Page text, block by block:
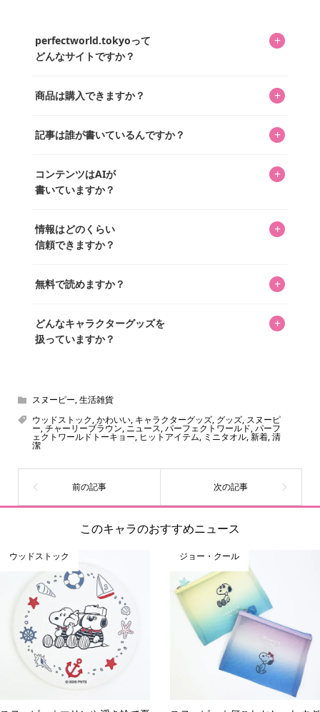
perfectworld.tokyoって
どんなサイトですか？
+
ってもらうニュースサイトです。運営はキャラグッズコレ
を中心に行われており、私たちは実際に40,000種のキャラグ
商品は購入できますか？ +
「perfectworld.shop」で、ほとんど全てのアイテムを購
があり、そこからジャンプできます。
記事は誰が書いているんですか？ +
ています。記事内の99%を超えるほぼすべての写真も、1枚
ずつ心を込めて自分たちで撮影したものです。さらに、10
ッズを収集し、月に1,000点の新商品を選定・購入する編集
長KOSが全記事を監修しています。
コンテンツはAIが
書いていますか？
+
書いています。AIは使用していません。編集長KOSが最終確
認を行い、手動で更新しています。
情報はどのくらい
信頼できますか？
+
いをお届けすることは保証します。なお、記事内に価格は
め、正確な情報をお伝えできないからです。
無料で読めますか？ +
どんなキャラクターグッズを
扱っていますか？
+
ん！200種以上のトレンディなキャラクターやアニメキャラ
をご紹介しています。生まれたばかりの新しいキャラクタ
ーをいち早く皆さんにお届けすることも、私たちの使命の
ひとつです。
スヌーピー,生活雑貨
ウッドストック,かわいい, キャラクターグッズ, グッズ, スヌーピ
ー,チャーリーブラウン, ニュース,パーフェクトワールド,パーフ
ェクトワールドトーキョー, ヒットアイテム, ミニタオル,新着,清
潔
このキャラのおすすめニュース
ウッドストック ジョー・クール